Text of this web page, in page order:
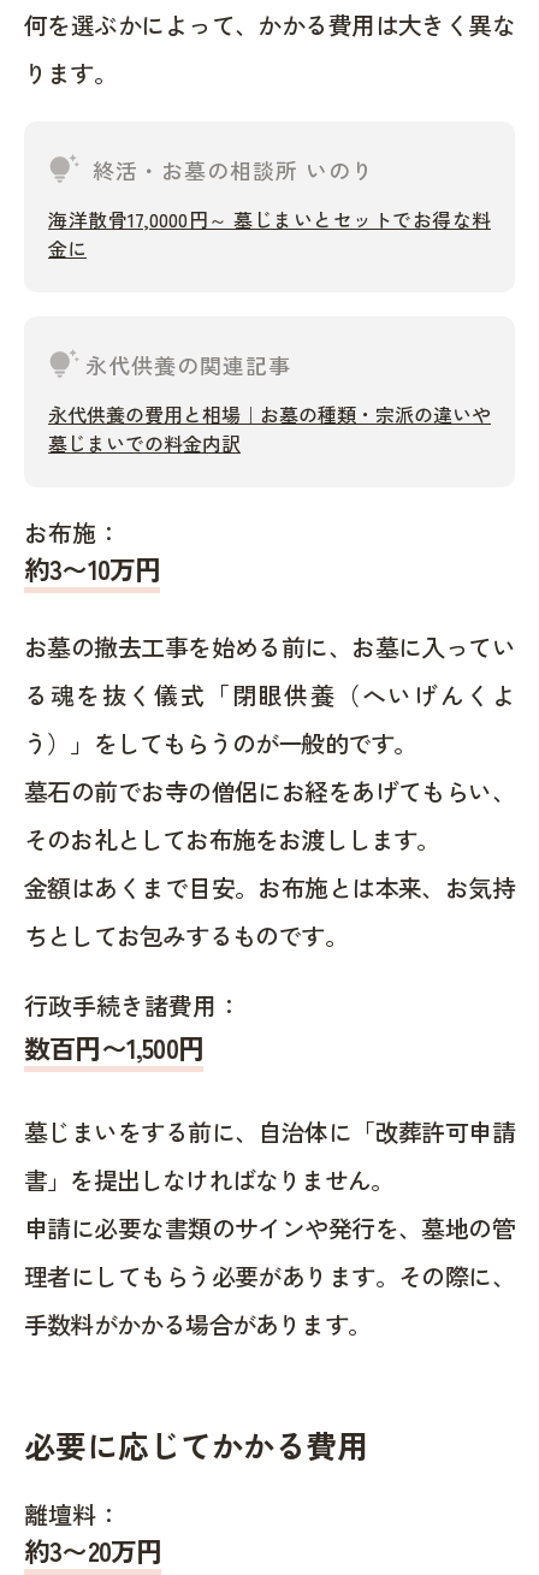
何を選ぶかによって、かかる費用は大きく異な
ります。
tips_and_updates 終活・お墓の相談所 いのり
海洋散骨17,0000円～ 墓じまいとセットでお得な料
金に
tips_and_updates 永代供養の関連記事
永代供養の費用と相場｜お墓の種類・宗派の違いや
墓じまいでの料金内訳
お布施：
約3〜10万円
お墓の撤去工事を始める前に、お墓に入ってい
る魂を抜く儀式「閉眼供養（へいげんくよ
う）」をしてもらうのが一般的です。
墓石の前でお寺の僧侶にお経をあげてもらい、
そのお礼としてお布施をお渡しします。
金額はあくまで目安。お布施とは本来、お気持
ちとしてお包みするものです。
行政手続き諸費用：
数百円〜1,500円
墓じまいをする前に、自治体に「改葬許可申請
書」を提出しなければなりません。
申請に必要な書類のサインや発行を、墓地の管
理者にしてもらう必要があります。その際に、
手数料がかかる場合があります。
必要に応じてかかる費用
離壇料：
約3〜20万円